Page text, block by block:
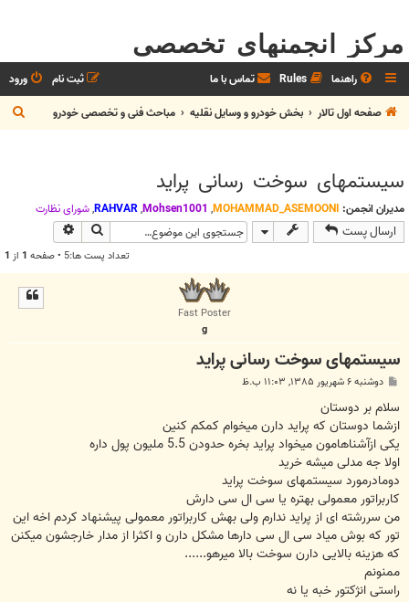
مرکز انجمنهای تخصصی
راهنما Rules تماس با ما ورود
ثبت نام
صفحه اول تالار
بخش خودرو و وسايل نقليه مباحث فنی و تخصصی خودرو
س
سیستمهای سوخت رسانی پراید
مدیران انجمن: MOHAMMAD_ASEMOONI
,
Mohsen1001
,
RAHVAR
,شوراي نظارت
ارسال پست جستجو
تعداد پست ها:5 • صفحه 1 از 1
Fast Poster
g
سیستمهای سوخت رسانی پراید
ت
دوشنبه ۶ شهریور ۱۳۸۵, ۱۱:۰۳ ب.ظ
سلام بر دوستان
ازشما دوستان که پراید دارن میخوام کمکم کنین
یکی ازآشناهامون میخواد پراید بخره حدودن 5.5 ملیون پول داره
اولا جه مدلی میشه خرید
دومادرمورد سیستمهای سوخت پراید
کاربراتور معمولی بهتره یا سی ال سی دارش
من سررشته ای از پراید ندارم ولی بهش کاربراتور معمولی پیشنهاد کردم اخه این
تور که بوش میاد سی ال سی دارها مشکل دارن و اکثرا از مدار خارجشون میکنن
که هزینه بالایی دارن سوخت بالا میرهو......
ممنونم
راستی انژکتور خبه یا نه